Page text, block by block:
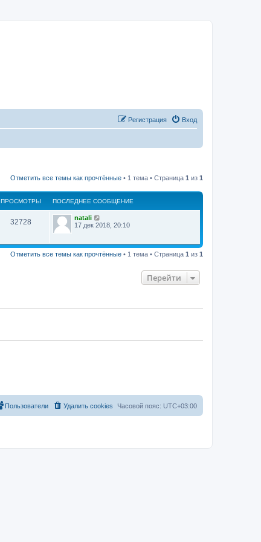
Вход
Регистрация
Отметить все темы как прочтённые • 1 тема • Страница 1 из 1
ПРОСМОТРЫ ПОСЛЕДНЕЕ СООБЩЕНИЕ
32728
natali
17 дек 2018, 20:10
Отметить все темы как прочтённые • 1 тема • Страница 1 из 1
Перейти
Часовой пояс: UTC+03:00
Удалить cookies
Пользователи